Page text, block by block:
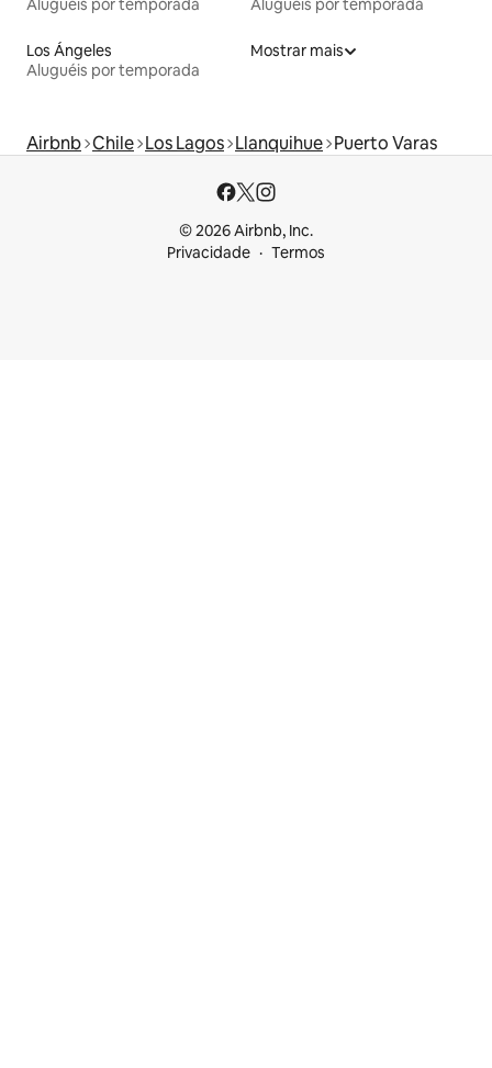
Aluguéis por temporada
Aluguéis por temporada
Los Ángeles
Aluguéis por temporada
Mostrar mais
Airbnb Chile Los Lagos Llanquihue Puerto Varas
© 2026 Airbnb, Inc.
Privacidade
Termos